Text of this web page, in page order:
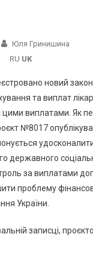
Юля Гринишина
On
Пропонують
Змінити
Правила
Нарахування
Та
Виплат
Лікарняних
RU UK
новий
та виплат
цими виплатами. Як
№8017
державного
за виплатами
проблему
України.
записці,